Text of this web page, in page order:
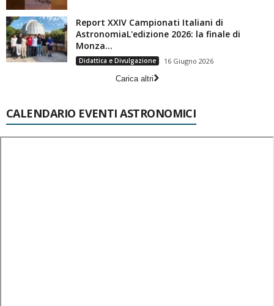
Report XXIV Campionati Italiani di
AstronomiaL'edizione 2026: la finale di
Monza...
Didattica e Divulgazione
16 Giugno 2026
Carica altri
CALENDARIO EVENTI ASTRONOMICI